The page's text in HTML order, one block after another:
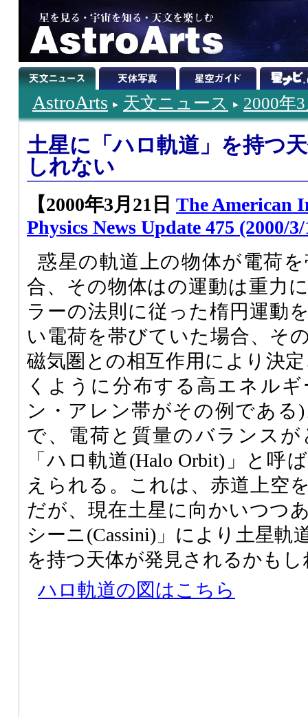
AstroArts 天文ニュース 2000年
土星に「ハロ軌道」を持つ
しれない
【2000年3月21日 The American
Physics News Update 475 (2000/
惑星の軌道上の物体が電荷
合、その物体はの運動は重力
ラーの法則に従った楕円運動
い電荷を帯びていた場合、そ
磁気圏との相互作用により決
くように分布する高エネル
ン・アレン帯がその例である
で、電荷と質量のバランス
「ハロ軌道(Halo Orbit)」と呼
えられる。これは、赤道上空
だが、現在土星に向かいつつ
シーニ(Cassini)」により土星軌
を持つ天体が発見されるかも
ハロ軌道の図はこちら